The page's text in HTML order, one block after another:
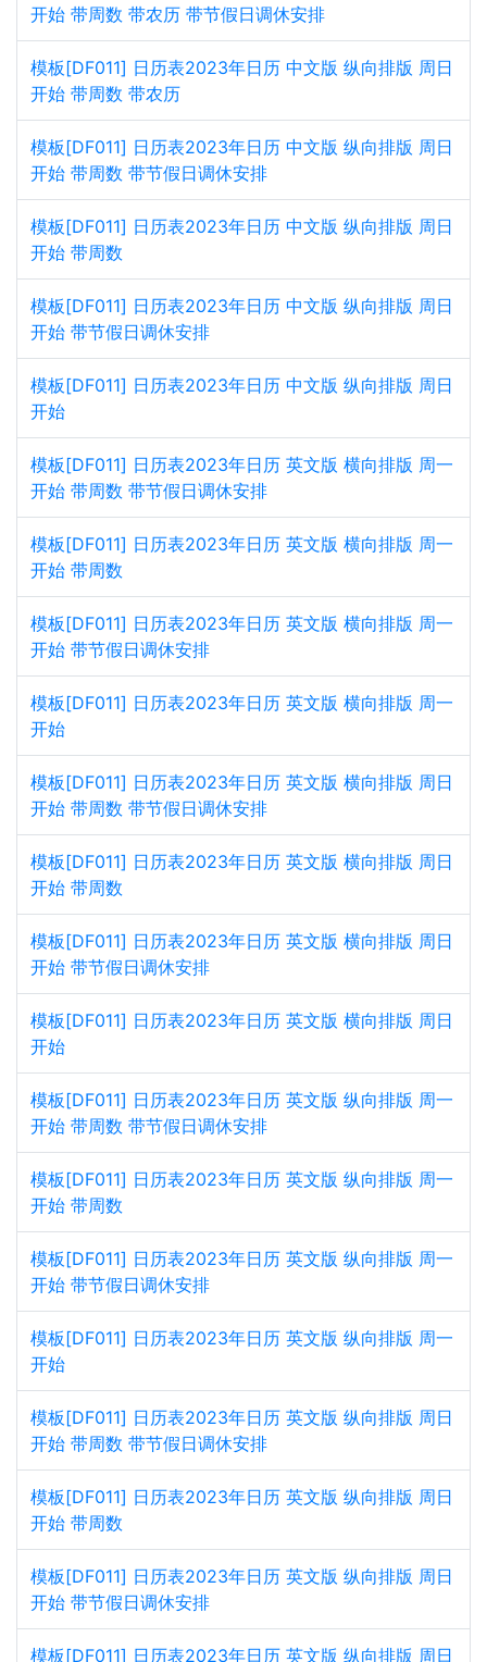
开始 带周数 带农历 带节假日调休安排
模板[DF011] 日历表2023年日历 中文版 纵向排版 周日
开始 带周数 带农历
模板[DF011] 日历表2023年日历 中文版 纵向排版 周日
开始 带周数 带节假日调休安排
模板[DF011] 日历表2023年日历 中文版 纵向排版 周日
开始 带周数
模板[DF011] 日历表2023年日历 中文版 纵向排版 周日
开始 带节假日调休安排
模板[DF011] 日历表2023年日历 中文版 纵向排版 周日
开始
模板[DF011] 日历表2023年日历 英文版 横向排版 周一
开始 带周数 带节假日调休安排
模板[DF011] 日历表2023年日历 英文版 横向排版 周一
开始 带周数
模板[DF011] 日历表2023年日历 英文版 横向排版 周一
开始 带节假日调休安排
模板[DF011] 日历表2023年日历 英文版 横向排版 周一
开始
模板[DF011] 日历表2023年日历 英文版 横向排版 周日
开始 带周数 带节假日调休安排
模板[DF011] 日历表2023年日历 英文版 横向排版 周日
开始 带周数
模板[DF011] 日历表2023年日历 英文版 横向排版 周日
开始 带节假日调休安排
模板[DF011] 日历表2023年日历 英文版 横向排版 周日
开始
模板[DF011] 日历表2023年日历 英文版 纵向排版 周一
开始 带周数 带节假日调休安排
模板[DF011] 日历表2023年日历 英文版 纵向排版 周一
开始 带周数
模板[DF011] 日历表2023年日历 英文版 纵向排版 周一
开始 带节假日调休安排
模板[DF011] 日历表2023年日历 英文版 纵向排版 周一
开始
模板[DF011] 日历表2023年日历 英文版 纵向排版 周日
开始 带周数 带节假日调休安排
模板[DF011] 日历表2023年日历 英文版 纵向排版 周日
开始 带周数
模板[DF011] 日历表2023年日历 英文版 纵向排版 周日
开始 带节假日调休安排
模板[DF011] 日历表2023年日历 英文版 纵向排版 周日